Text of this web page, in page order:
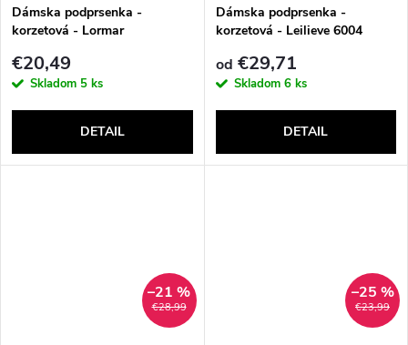
Dámska podprsenka -
korzetová - Lormar
€20,49
Skladom 5 ks
DETAIL
Dámska podprsenka -
korzetová - Leilieve 6004
od €29,71
Skladom 6 ks
DETAIL
€28,99
–21 %
€23,99
–25 %